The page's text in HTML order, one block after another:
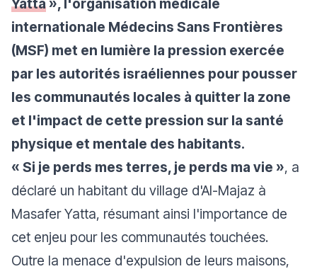
Yatta », l'organisation médicale
internationale Médecins Sans Frontières
(MSF) met en lumière la pression exercée
par les autorités israéliennes pour pousser
les communautés locales à quitter la zone
et l'impact de cette pression sur la santé
physique et mentale des habitants.
« Si je perds mes terres, je perds ma vie », a
déclaré un habitant du village d'Al-Majaz à
Masafer Yatta, résumant ainsi l'importance de
cet enjeu pour les communautés touchées.
Outre la menace d'expulsion de leurs maisons,